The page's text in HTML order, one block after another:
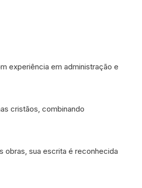
experiência em administração e
cristãos, combinando
obras, sua escrita é reconhecida